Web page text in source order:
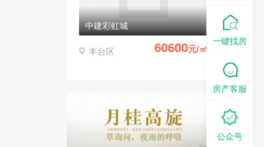
中建彩虹城
丰台区 60600元/㎡
一键找房
房产客服
公众号